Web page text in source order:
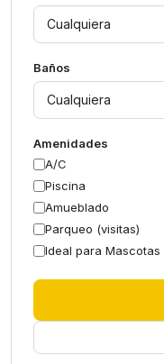
Cualquiera
Baños
Cualquiera
Amenidades
A/C
Piscina
Amueblado
Parqueo (visitas)
Ideal para Mascotas